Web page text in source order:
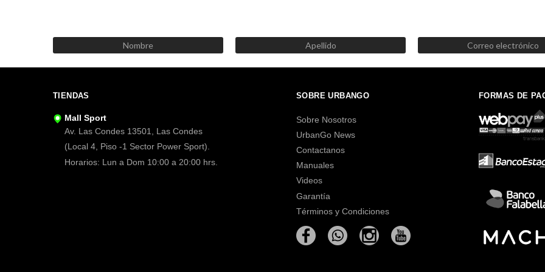
TIENDAS
Mall Sport
Av. Las Condes 13501, Las Condes
(Local 4, Piso -1 Sector Power Sport).
Horarios: Lun a Dom 10:00 a 20:00 hrs.
SOBRE URBANGO
Sobre Nosotros
UrbanGo News
Contactanos
Manuales
Videos
Garantía
Términos y Condiciones
FORMAS DE